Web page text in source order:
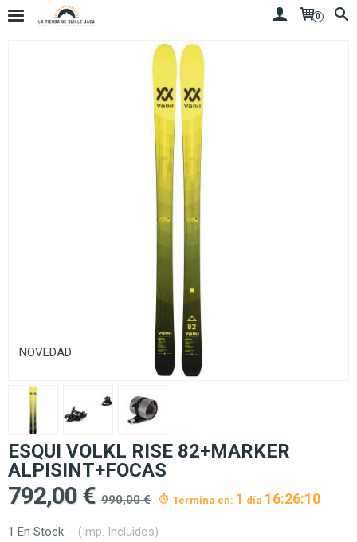
0
NOVEDAD
ESQUI VOLKL RISE 82+MARKER
ALPISINT+FOCAS
792,00 € 990,00 € Termina en: 1 día 16:26:09
1 En Stock - (Imp. Incluidos)